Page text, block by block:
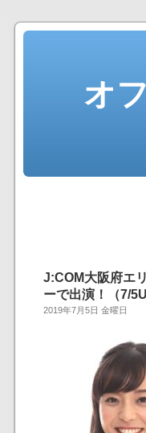
オ
J:COM大阪府エ
ーで出演！（7/
2019年7月5日 金曜日